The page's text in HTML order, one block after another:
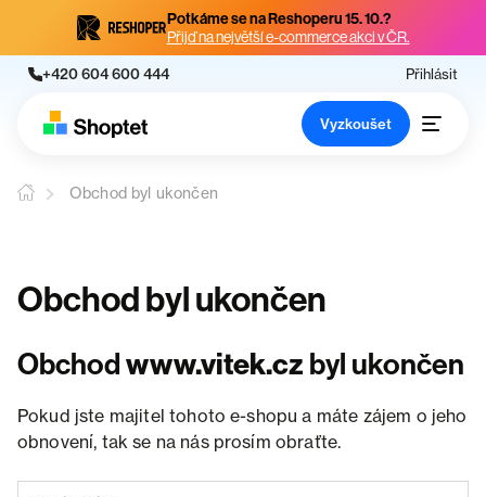
Potkáme se na Reshoperu 15. 10.?
Přijď na největší e-commerce akci v ČR.
+420 604 600 444 Přihlásit
Vyzkoušet
Obchod byl ukončen
Obchod byl ukončen
Obchodwww.vitek.cz byl ukončen
Pokud jste majitel tohoto e-shopu a máte zájem o jeho
obnovení, tak se na nás prosím obraťte.